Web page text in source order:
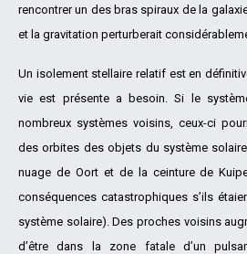
rencontrer un des bras spiraux de la
et la gravitation perturberait
Un isolement stellaire relatif est en
vie est présente a besoin. Si le
nombreux systèmes voisins, ceux-ci
des orbites des objets du système
nuage de Oort et de la ceinture de
conséquences catastrophiques s’ils
système solaire). Des proches voisins
d’être dans la zone fatale d’un